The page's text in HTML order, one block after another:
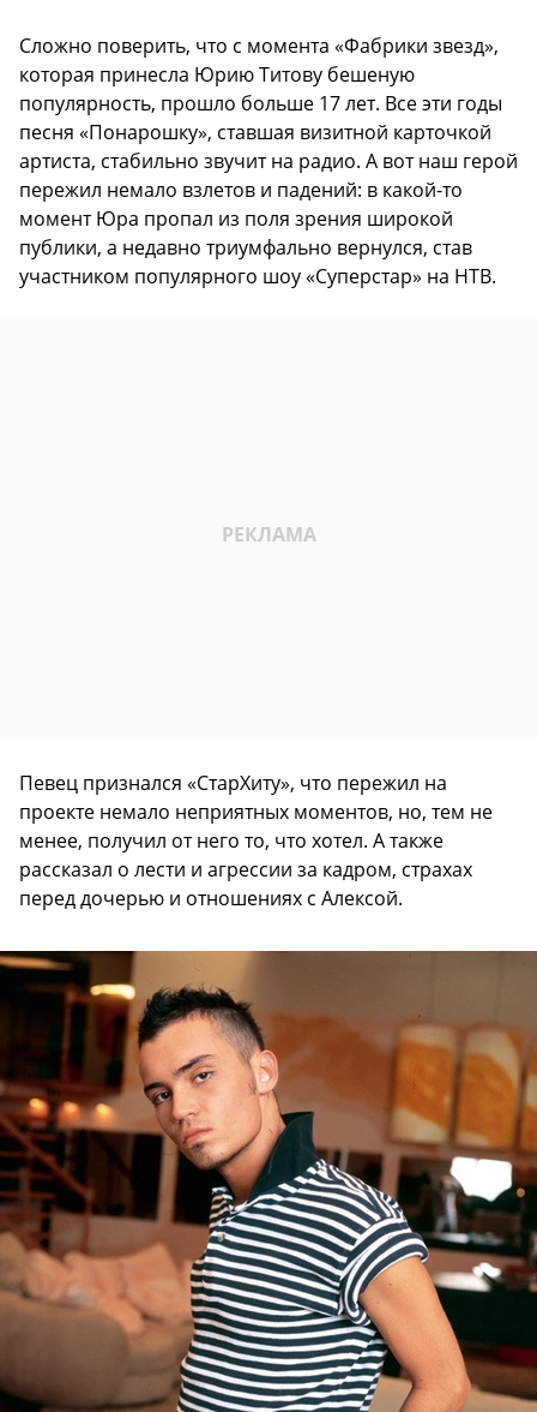
Сложно поверить, что с момента «Фабрики звезд»,
которая принесла Юрию Титову бешеную
популярность, прошло больше 17 лет. Все эти годы
песня «Понарошку», ставшая визитной карточкой
артиста, стабильно звучит на радио. А вот наш герой
пережил немало взлетов и падений: в какой-то
момент Юра пропал из поля зрения широкой
публики, а недавно триумфально вернулся, став
участником популярного шоу «Суперстар» на НТВ.
Певец признался «СтарХиту», что пережил на
проекте немало неприятных моментов, но, тем не
менее, получил от него то, что хотел. А также
рассказал о лести и агрессии за кадром, страхах
перед дочерью и отношениях с Алексой.